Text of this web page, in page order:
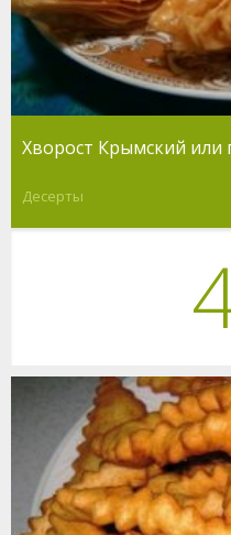
Хворост Крымский или
Десерты